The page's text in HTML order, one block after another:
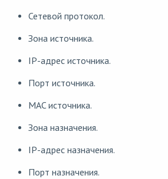
Сетевой протокол.
Зона источника.
IP-адрес источника.
Порт источника.
MAC источника.
Зона назначения.
IP-адрес назначения.
Порт назначения.